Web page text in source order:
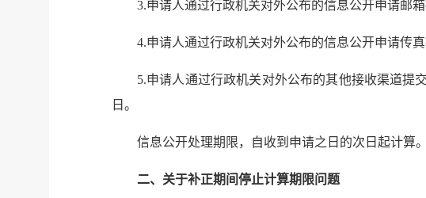
3.申请人通过行政机关对外公布的信息公开申请邮
4.申请人通过行政机关对外公布的信息公开申请传
5.申请人通过行政机关对外公布的其他接收渠道提
日。
信息公开处理期限，自收到申请之日的次日起计算。
二、关于补正期间停止计算期限问题